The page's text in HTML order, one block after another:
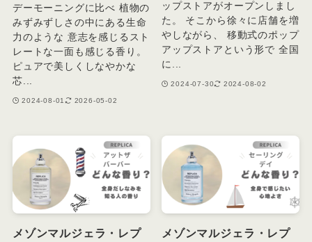
デーモーニングに比べ 植物の
みずみずしさの中にある生命
力のような 意志を感じるスト
レートな一面も感じる香り。
ピュアで美しくしなやかな
芯...
2024-08-01 2026-05-02
ップストアがオープンしまし
た。 そこから徐々に店舗を増
やしながら、 移動式のポップ
アップストアという形で 全国
に...
2024-07-30 2024-08-02
メゾンマルジェラ・レプ
メゾンマルジェラ・レプ